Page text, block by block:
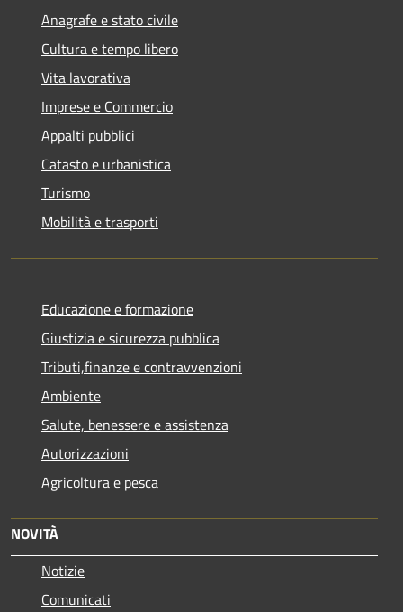
Anagrafe e stato civile
Cultura e tempo libero
Vita lavorativa
Imprese e Commercio
Appalti pubblici
Catasto e urbanistica
Turismo
Mobilità e trasporti
Educazione e formazione
Giustizia e sicurezza pubblica
Tributi,finanze e contravvenzioni
Ambiente
Salute, benessere e assistenza
Autorizzazioni
Agricoltura e pesca
NOVITÀ
Notizie
Comunicati